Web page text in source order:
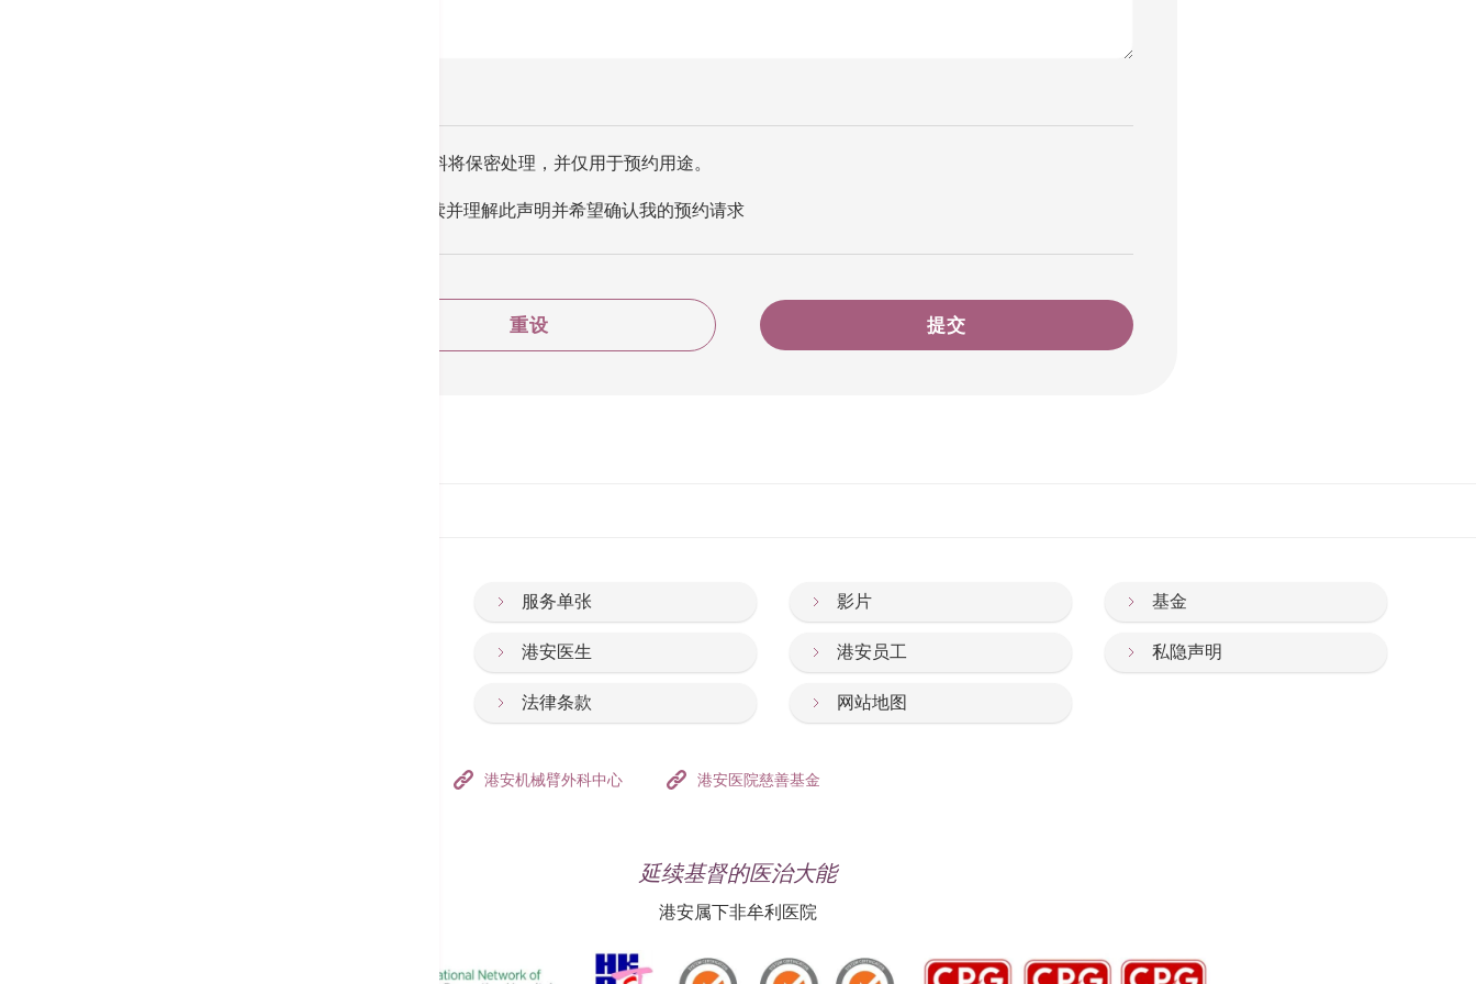
所收集的资料将保密处理，并仅用于预约用途。
我已阅读并理解此声明并希望确认我的预约请求
提交
重设
服务单张 影片 基金
港安医生 港安员工 私隐声明
法律条款 网站地图
港安机械臂外科中心 港安医院慈善基金
延续基督的医治大能
港安属下非牟利医院